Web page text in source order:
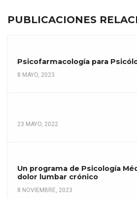
PUBLICACIONES
Psicofarmacología para
8 MAYO, 2023
23 MAYO, 2022
Un programa de Psicología
dolor lumbar crónico
8 NOVIEMBRE, 2023